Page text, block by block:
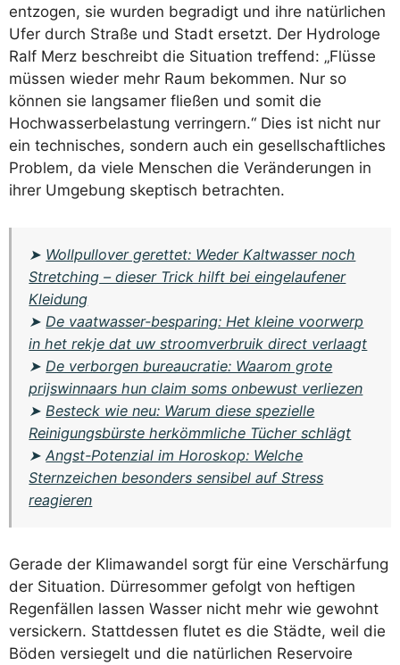
entzogen, sie wurden begradigt und ihre natürlichen
Ufer durch Straße und Stadt ersetzt. Der Hydrologe
Ralf Merz beschreibt die Situation treffend: „Flüsse
müssen wieder mehr Raum bekommen. Nur so
können sie langsamer fließen und somit die
Hochwasserbelastung verringern.“ Dies ist nicht nur
ein technisches, sondern auch ein gesellschaftliches
Problem, da viele Menschen die Veränderungen in
ihrer Umgebung skeptisch betrachten.
➤ Wollpullover gerettet: Weder Kaltwasser noch
Stretching – dieser Trick hilft bei eingelaufener
Kleidung
➤De vaatwasser-besparing: Het kleine voorwerp
in het rekje dat uw stroomverbruik direct verlaagt
➤De verborgen bureaucratie: Waarom grote
prijswinnaars hun claim soms onbewust verliezen
➤Besteck wie neu: Warum diese spezielle
Reinigungsbürste herkömmliche Tücher schlägt
➤Angst-Potenzial im Horoskop: Welche
Sternzeichen besonders sensibel auf Stress
reagieren
Gerade der Klimawandel sorgt für eine Verschärfung
der Situation. Dürresommer gefolgt von heftigen
Regenfällen lassen Wasser nicht mehr wie gewohnt
versickern. Stattdessen flutet es die Städte, weil die
Böden versiegelt und die natürlichen Reservoire